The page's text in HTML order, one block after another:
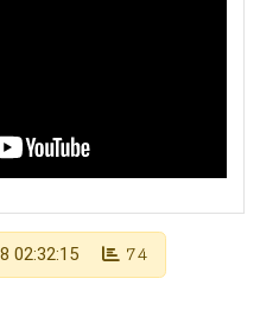
02:32:15 74